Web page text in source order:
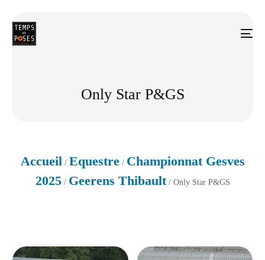
Only Star P&GS
Accueil / Equestre/ Championnat Gesves
2025/ Geerens Thibault/ Only Star P&GS